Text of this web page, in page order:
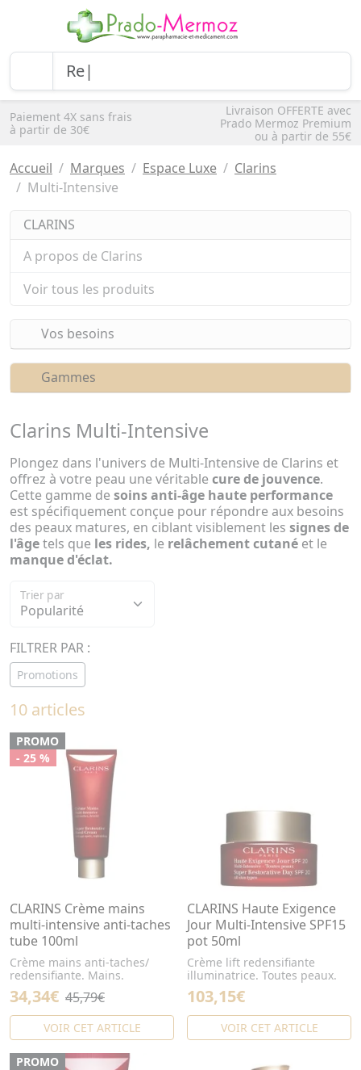
Paiement 4X sans frais
à partir de 30€
Livraison OFFERTE avec
Prado Mermoz Premium
ou à partir de 55€
Accueil Marques Espace Luxe
Clarins
Multi-Intensive
CLARINS
A propos de Clarins
Voir tous les produits
Vos besoins
Gammes
Clarins Multi-Intensive
Plongez dans l'univers de Multi-Intensive de Clarins et
offrez à votre peau une véritable cure de jouvence.
Cette gamme de soins anti-âge haute performance
est spécifiquement conçue pour répondre aux besoins
des peaux matures, en ciblant visiblement les signes de
l'âgetels que les rides, le relâchement cutané et le
manque d'éclat.
Trier par
FILTRER PAR :
Promotions
10 articles
PROMO
- 25 %
CLARINS Crème mains
multi-intensive anti-taches
tube 100ml
Crème mains anti-taches/
redensifiante. Mains.
34,34€ 45,79€
VOIR CET ARTICLE
CLARINS Haute Exigence
Jour Multi-Intensive SPF15
pot 50ml
Crème lift redensifiante
illuminatrice. Toutes peaux.
103,15€
VOIR CET ARTICLE
PROMO